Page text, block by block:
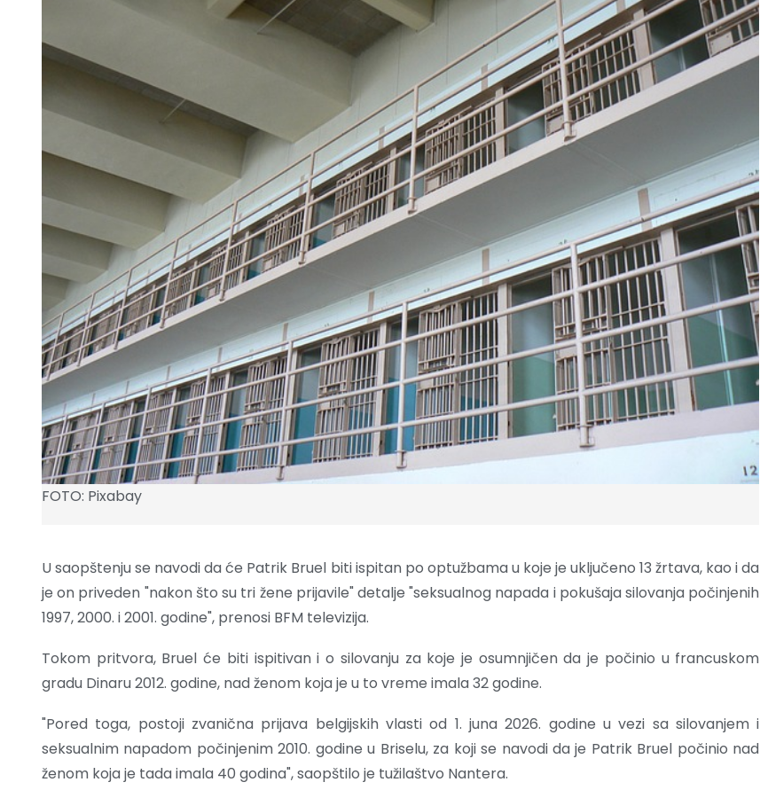
FOTO: Pixabay
U saopštenju se navodi da će Patrik Bruel biti ispitan po optužbama u koje je uključeno 13 žrtava, kao i da
je on priveden "nakon što su tri žene prijavile" detalje "seksualnog napada i pokušaja silovanja počinjenih
1997, 2000. i 2001. godine", prenosi BFM televizija.
Tokom pritvora, Bruel će biti ispitivan i o silovanju za koje je osumnjičen da je počinio u francuskom
gradu Dinaru 2012. godine, nad ženom koja je u to vreme imala 32 godine.
"Pored toga, postoji zvanična prijava belgijskih vlasti od 1. juna 2026. godine u vezi sa silovanjem i
seksualnim napadom počinjenim 2010. godine u Briselu, za koji se navodi da je Patrik Bruel počinio nad
ženom koja je tada imala 40 godina", saopštilo je tužilaštvo Nantera.